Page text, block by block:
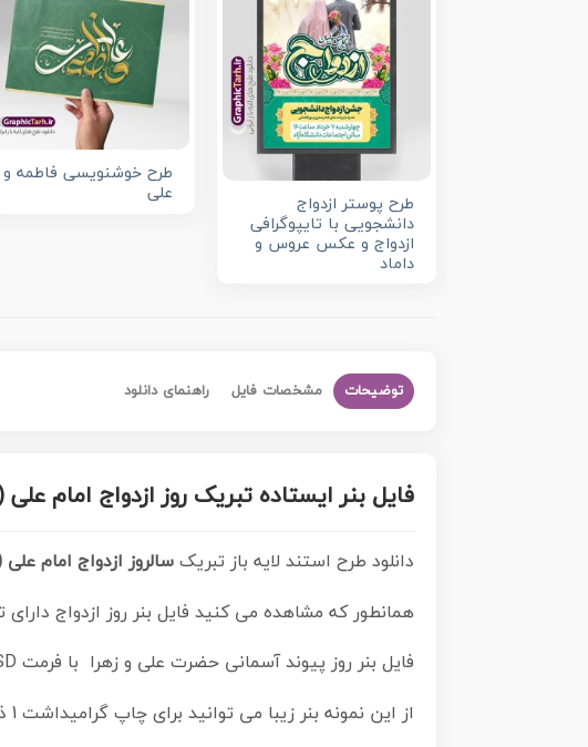
طرح پوستر ازدواج
دانشجویی با تایپوگرافی
ازدواج و عکس عروس و
داماد
طرح خوشنویسی فاطمه و
علی
توضیحات مشخصات فایل راهنمای دانلود
فایل بنر ایستاده تبریک روز ازدواج امام
دانلود طرح استند لایه باز تبریک سالروز ازدواج امام
همانطور که مشاهده می کنید فایل بنر روز ازدواج
فایل بنر روز پیوند آسمانی حضرت علی و زهرا با فرمت PSD در نرم افزار فتوشاپ با قابلیت تغییر سایز است.
از این نمونه بنر زیبا می توانید برای چاپ گرامیداشت 1 ذی الحجه روز ازدواج و